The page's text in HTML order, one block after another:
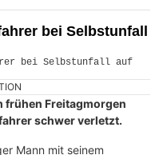
bei Selbstunfall
frühen Freitagmorgen
schwer verletzt.
Mann mit seinem